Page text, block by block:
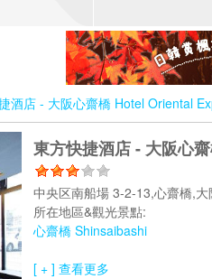
酒店 - 大阪心齋橋 Hotel Oriental
東方快捷酒店 - 大阪心
中央区南船場 3-2-13,心齋橋,
所在地區&觀光景點:
心齋橋 Shinsaibashi
[ + ] 查看更多